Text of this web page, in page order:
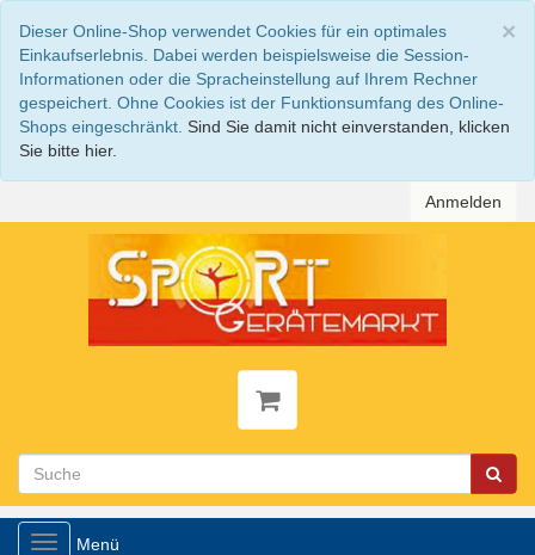
×
Dieser Online-Shop verwendet Cookies für ein optimales
Einkaufserlebnis. Dabei werden beispielsweise die Session-
Informationen oder die Spracheinstellung auf Ihrem Rechner
gespeichert. Ohne Cookies ist der Funktionsumfang des Online-
Shops eingeschränkt. Sind Sie damit nicht einverstanden, klicken
Sie bitte hier.
Anmelden
ToggleMenü